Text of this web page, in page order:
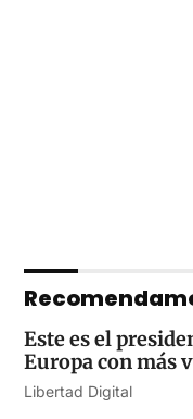
Este es el
Europa con más
Libertad Digital